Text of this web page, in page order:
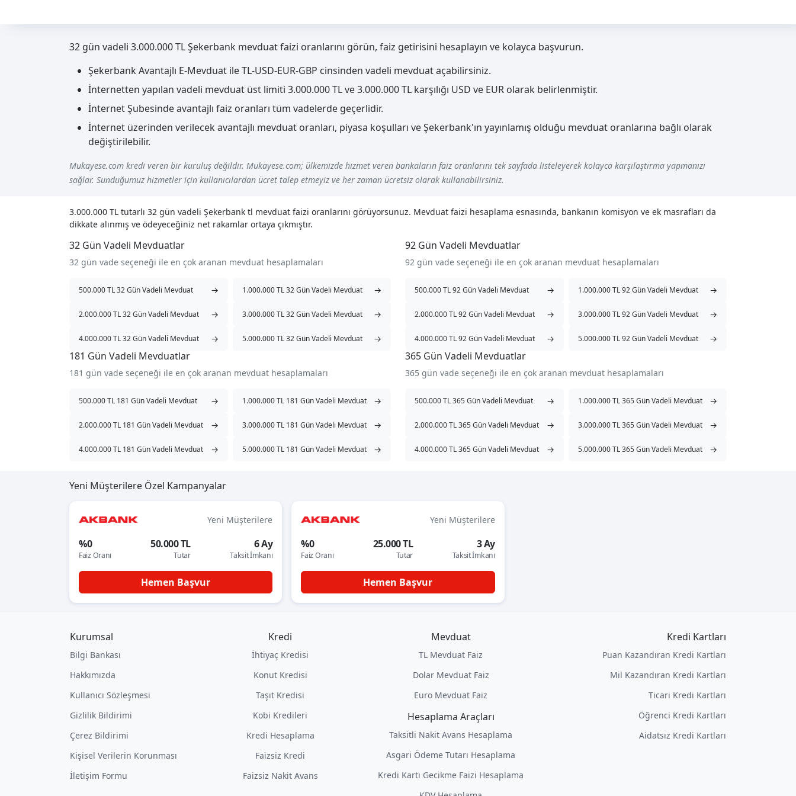
32 gün vadeli 3.000.000 TL Şekerbank mevduat faizi oranlarını görün, faiz getirisini hesaplayın ve kolayca başvurun.
Şekerbank Avantajlı E-Mevduat ile TL-USD-EUR-GBP cinsinden vadeli mevduat açabilirsiniz.
İnternetten yapılan vadeli mevduat üst limiti 3.000.000 TL ve 3.000.000 TL karşılığı USD ve EUR olarak belirlenmiştir.
İnternet Şubesinde avantajlı faiz oranları tüm vadelerde geçerlidir.
İnternet üzerinden verilecek avantajlı mevduat oranları, piyasa koşulları ve Şekerbank'ın yayınlamış olduğu mevduat oranlarına bağlı olarak
değiştirilebilir.
Mukayese.com kredi veren bir kuruluş değildir. Mukayese.com; ülkemizde hizmet veren bankaların faiz oranlarını tek sayfada listeleyerek kolayca karşılaştırma yapmanızı
sağlar. Sunduğumuz hizmetler için kullanıcılardan ücret talep etmeyiz ve her zaman ücretsiz olarak kullanabilirsiniz.
3.000.000 TL tutarlı 32 gün vadeli Şekerbank tl mevduat faizi oranlarını görüyorsunuz. Mevduat faizi hesaplama esnasında, bankanın komisyon ve ek masrafları da
dikkate alınmış ve ödeyeceğiniz net rakamlar ortaya çıkmıştır.
32 Gün Vadeli Mevduatlar
32 gün vade seçeneği ile en çok aranan mevduat hesaplamaları
500.000 TL 32 Gün Vadeli Mevduat → 1.000.000 TL 32 Gün Vadeli Mevduat →
2.000.000 TL 32 Gün Vadeli Mevduat → 3.000.000 TL 32 Gün Vadeli Mevduat →
4.000.000 TL 32 Gün Vadeli Mevduat → 5.000.000 TL 32 Gün Vadeli Mevduat →
92 Gün Vadeli Mevduatlar
92 gün vade seçeneği ile en çok aranan mevduat hesaplamaları
500.000 TL 92 Gün Vadeli Mevduat → 1.000.000 TL 92 Gün Vadeli Mevduat →
2.000.000 TL 92 Gün Vadeli Mevduat → 3.000.000 TL 92 Gün Vadeli Mevduat →
4.000.000 TL 92 Gün Vadeli Mevduat → 5.000.000 TL 92 Gün Vadeli Mevduat →
181 Gün Vadeli Mevduatlar
181 gün vade seçeneği ile en çok aranan mevduat hesaplamaları
500.000 TL 181 Gün Vadeli Mevduat → 1.000.000 TL 181 Gün Vadeli Mevduat →
2.000.000 TL 181 Gün Vadeli Mevduat → 3.000.000 TL 181 Gün Vadeli Mevduat →
4.000.000 TL 181 Gün Vadeli Mevduat → 5.000.000 TL 181 Gün Vadeli Mevduat →
365 Gün Vadeli Mevduatlar
365 gün vade seçeneği ile en çok aranan mevduat hesaplamaları
500.000 TL 365 Gün Vadeli Mevduat → 1.000.000 TL 365 Gün Vadeli Mevduat →
2.000.000 TL 365 Gün Vadeli Mevduat → 3.000.000 TL 365 Gün Vadeli Mevduat →
4.000.000 TL 365 Gün Vadeli Mevduat → 5.000.000 TL 365 Gün Vadeli Mevduat →
Yeni Müşterilere Özel Kampanyalar
Yeni Müşterilere
%0
Faiz Oranı
50.000 TL
Tutar
6 Ay
Taksit İmkanı
Hemen Başvur
Yeni Müşterilere
%0
Faiz Oranı
25.000 TL
Tutar
3 Ay
Taksit İmkanı
Hemen Başvur
Kurumsal
Bilgi Bankası
Hakkımızda
Kullanıcı Sözleşmesi
Gizlilik Bildirimi
Çerez Bildirimi
Kişisel Verilerin Korunması
İletişim Formu
Kredi
İhtiyaç Kredisi
Konut Kredisi
Taşıt Kredisi
Kobi Kredileri
Kredi Hesaplama
Faizsiz Kredi
Faizsiz Nakit Avans
Mevduat
TL Mevduat Faiz
Dolar Mevduat Faiz
Euro Mevduat Faiz
Hesaplama Araçları
Taksitli Nakit Avans Hesaplama
Asgari Ödeme Tutarı Hesaplama
Kredi Kartı Gecikme Faizi Hesaplama
Kredi Kartları
Puan Kazandıran Kredi Kartları
Mil Kazandıran Kredi Kartları
Ticari Kredi Kartları
Öğrenci Kredi Kartları
Aidatsız Kredi Kartları